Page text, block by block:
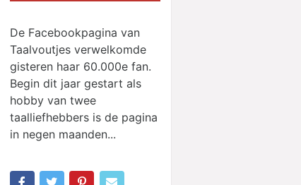
De Facebookpagina van
Taalvoutjes verwelkomde
gisteren haar 60.000e fan.
Begin dit jaar gestart als
hobby van twee
taalliefhebbers is de pagina
in negen maanden...